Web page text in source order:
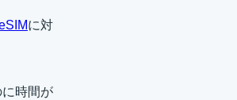
に対
時間が